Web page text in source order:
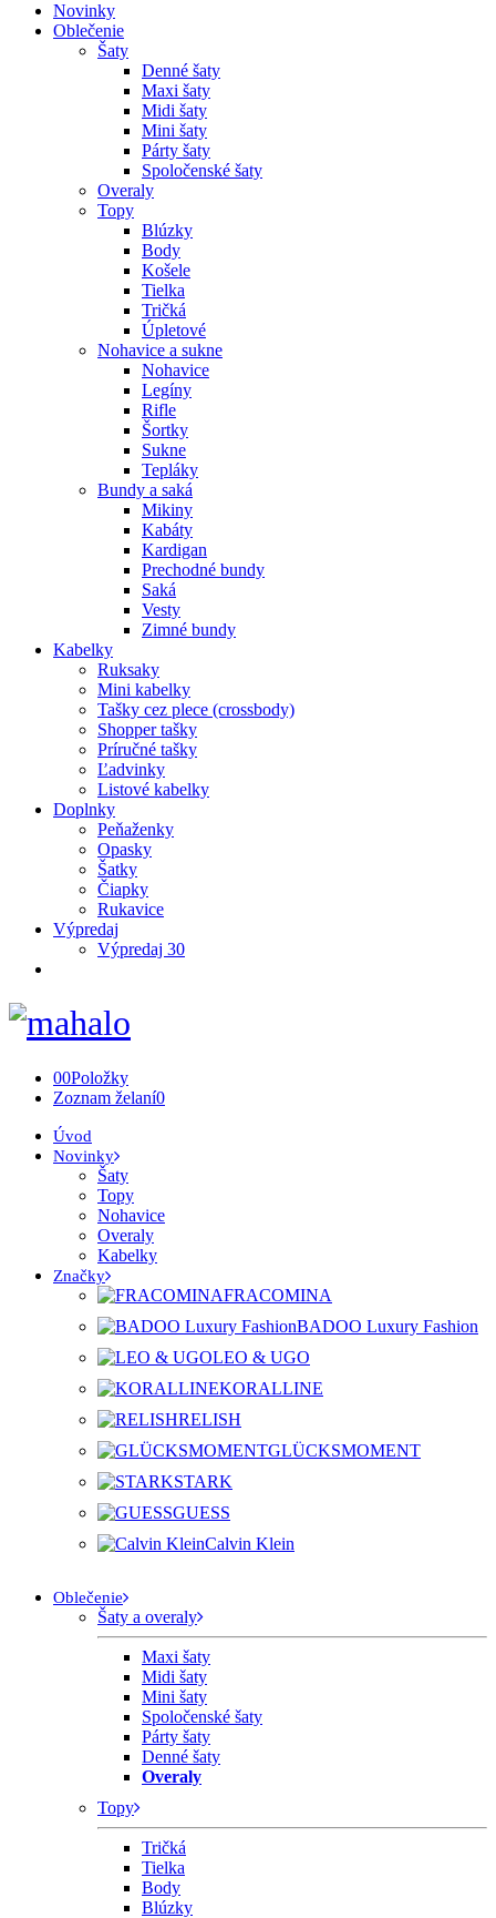
Novinky
Oblečenie
Šaty
Denné šaty
Maxi šaty
Midi šaty
Mini šaty
Párty šaty
Spoločenské šaty
Overaly
Topy
Blúzky
Body
Košele
Tielka
Tričká
Úpletové
Nohavice a sukne
Nohavice
Legíny
Rifle
Šortky
Sukne
Tepláky
Bundy a saká
Mikiny
Kabáty
Kardigan
Prechodné bundy
Saká
Vesty
Zimné bundy
Kabelky
Ruksaky
Mini kabelky
Tašky cez plece (crossbody)
Shopper tašky
Príručné tašky
Ľadvinky
Listové kabelky
Doplnky
Peňaženky
Opasky
Šatky
Čiapky
Rukavice
Výpredaj
Výpredaj 30
00Položky
Zoznam želaní0
Úvod
Novinky
Šaty
Topy
Nohavice
Overaly
Kabelky
Značky
FRACOMINA
BADOO Luxury Fashion
LEO & UGO
KORALLINE
RELISH
GLÜCKSMOMENT
STARK
GUESS
Calvin Klein
Oblečenie
Šaty a overaly
Maxi šaty
Midi šaty
Mini šaty
Spoločenské šaty
Párty šaty
Denné šaty
Overaly
Topy
Tričká
Tielka
Body
Blúzky